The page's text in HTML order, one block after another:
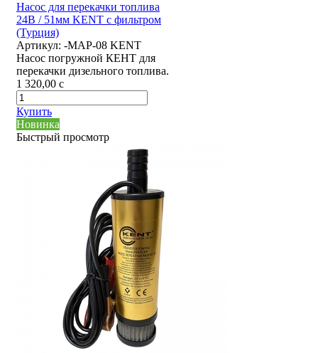
Насос для перекачки топлива
24В / 51мм KENT с фильтром
(Турция)
Артикул: -MAP-08 KENT
Насос погружной КЕНТ для
перекачки дизельного топлива.
1 320,00 c
Купить
Новинка
Быстрый просмотр